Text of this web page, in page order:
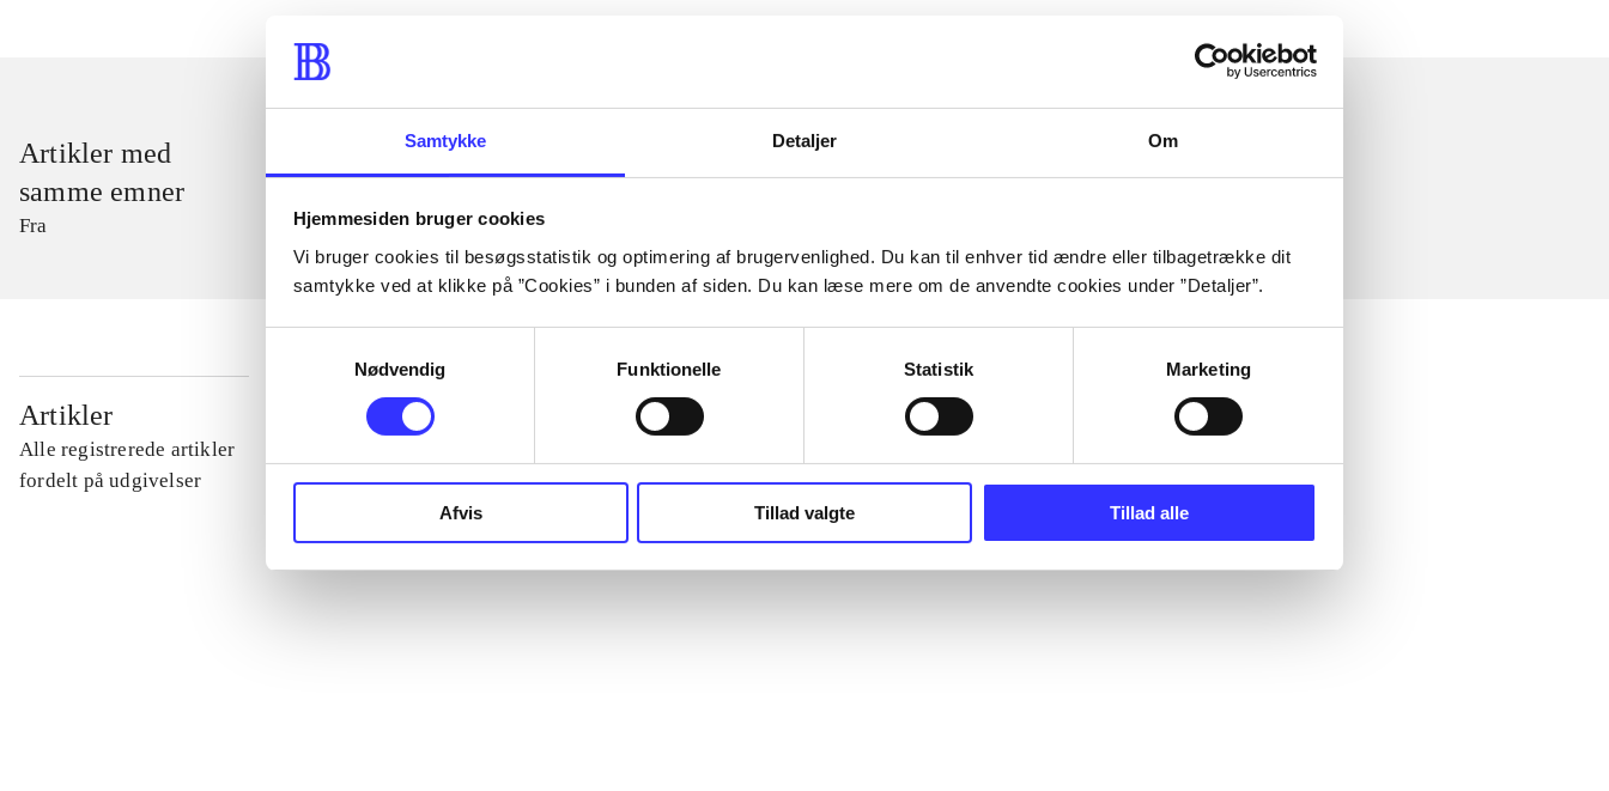
Samtykke Detaljer Om
Hjemmesiden bruger cookies
Vi bruger cookies til besøgsstatistik og optimering af brugervenlighed. Du kan til enhver tid ændre eller tilbagetrække dit
samtykke ved at klikke på ”Cookies” i bunden af siden. Du kan læse mere om de anvendte cookies under ”Detaljer”.
Nødvendig
Funktionelle Statistik Marketing
Afvis Tillad valgte Tillad alle
Artikler med
samme emner
Fra
Artikler
Alle registrerede artikler
fordelt på udgivelser
...